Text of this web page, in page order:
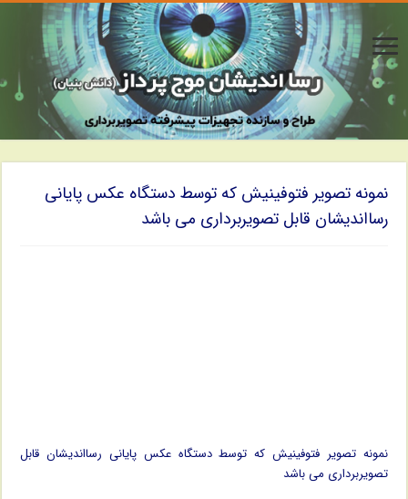
نمونه تصویر فتوفینیش که توسط دستگاه عکس پایانی
رسااندیشان قابل تصویربرداری می باشد
نمونه تصویر فتوفینیش که توسط دستگاه عکس پایانی رسااندیشان قابل
تصویربرداری می باشد